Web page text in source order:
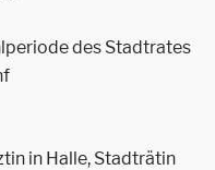
des Stadtrates
in Halle, Stadträtin